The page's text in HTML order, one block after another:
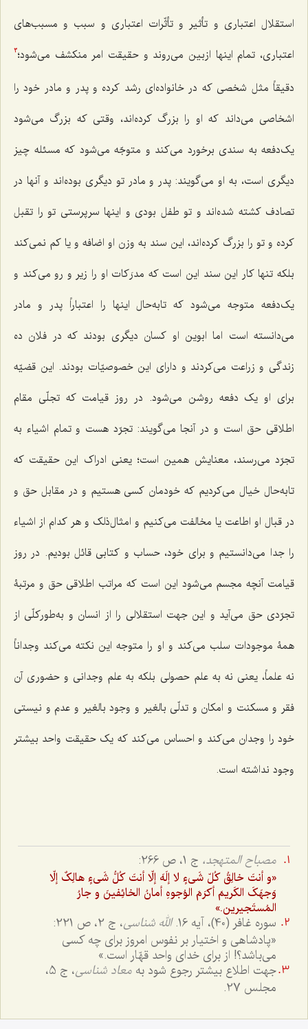
استقلال اعتباری و تأثیر و تأثّرات اعتباری و سبب و مسبب‌های
اعتباری، تمام اینها ازبین می‌روند و حقیقت امر منکشف می‌شود؛3
دقیقاً مثل شخصی که در خانواده‌ای رشد کرده و پدر و مادر خود را
اشخاصی می‌داند که او را بزرگ کرده‌اند، وقتی که بزرگ می‌شود
یک‌دفعه به سندی برخورد می‌کند و متوجّه می‌شود که مسئله چیز
دیگری است، به او می‌گویند: پدر و مادر تو دیگری بوده‌اند و آنها در
تصادف کشته شده‌اند و تو طفل بودی و اینها سرپرستی تو را تقبل
کرده و تو را بزرگ کرده‌اند، این سند به وزن او اضافه و یا کم نمی‌کند
بلکه تنها کار این سند این است که مدرَکات او را زیر و رو می‌کند و
یک‌دفعه متوجه می‌شود که تابه‌حال اینها را اعتباراً پدر و مادر
می‌دانسته است اما ابوین او کسان دیگری بودند که در فلان ده
زندگی و زراعت می‌کردند و دارای این خصوصیّات بودند. این قضیّه
برای او یک دفعه روشن می‌شود. در روز قیامت که تجلّی مقام
اطلاقی حق است و در آنجا می‌گویند: تجرّد هست و تمام اشیاء به
تجرّد می‌رسند، معنایش همین است؛ یعنی ادراک این حقیقت که
تابه‌حال خیال می‌کردیم که خودمان کسی هستیم و در مقابل حق و
در قبال او اطاعت یا مخالفت می‌کنیم و امثال‌ذلک و هر کدام از اشیاء
را جدا می‌دانستیم و برای خود، حساب و کتابی قائل بودیم. در روز
قیامت آنچه مجسم می‌شود این است که مراتب اطلاقی حق و مرتبۀ
تجرّدی حق می‌آید و این جهت استقلالی را از انسان و به‌طورکلّی از
همۀ موجودات سلب می‌کند و او را متوجه این نکته می‌کند وجداناً
نه علماً، یعنی نه به علم حصولی بلکه به علم وجدانی و حضوری آن
فقر و مسکنت و امکان و تدلّی بالغیر و وجود بالغیر و عدم و نیستی
خود را وجدان می‌کند و احساس می‌کند که یک حقیقت واحد بیشتر
وجود نداشته است.
مصباح المتهجد، ج 1، ص 266:
«و أنتَ خالِقُ کُلّ شَی‌ءٍ لا إلَهَ إلّا أنتَ کُلُّ شَی‌ءٍ هالِکٌ إلّا
وَجهَکَ الکَریمَ أکرَمَ الوُجوهِ أمانُ الخائِفینَ و جارُ
المُستَجیرین.»
سوره غافر (40)، آیه 16. الله شناسی، ج 2، ص 221:
«پادشاهی و اختیار بر نفوس امروز برای چه کسی
می‌باشد؟! از برای خدای واحد قهّار است.»
جهت اطلاع بیشتر رجوع شود به معاد شناسی
، ج 5،
مجلس 27.